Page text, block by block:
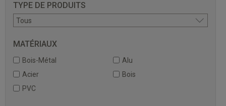
TYPE DE PRODUITS
MATÉRIAUX
Bois-Métal
Alu
Acier
Bois
PVC